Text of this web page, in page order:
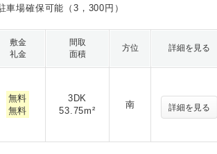
場確保可能（3，300円）
敷金
礼金
間取
面積
方位 詳細を見る
無料
無料
3DK
53.75m²
南 詳細を見る